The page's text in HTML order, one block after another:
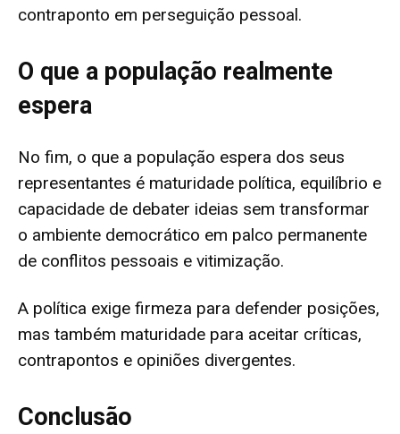
contraponto em perseguição pessoal.
O que a população realmente
espera
No fim, o que a população espera dos seus
representantes é maturidade política, equilíbrio e
capacidade de debater ideias sem transformar
o ambiente democrático em palco permanente
de conflitos pessoais e vitimização.
A política exige firmeza para defender posições,
mas também maturidade para aceitar críticas,
contrapontos e opiniões divergentes.
Conclusão